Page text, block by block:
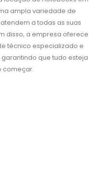
ampla variedade de
a todas as suas
disso, a empresa oferece
técnico especializado e
que tudo esteja
começar.